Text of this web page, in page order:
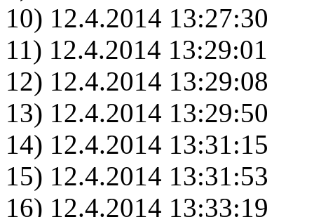
10) 12.4.2014 13:27:30
11) 12.4.2014 13:29:01
12) 12.4.2014 13:29:08
13) 12.4.2014 13:29:50
14) 12.4.2014 13:31:15
15) 12.4.2014 13:31:53
16) 12.4.2014 13:33:19